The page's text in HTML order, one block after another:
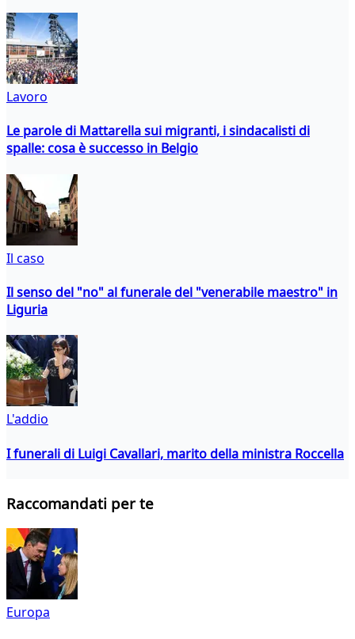
Lavoro
Le parole di Mattarella sui migranti, i sindacalisti di
spalle: cosa è successo in Belgio
Il caso
Il senso del "no" al funerale del "venerabile maestro" in
Liguria
L'addio
I funerali di Luigi Cavallari, marito della ministra Roccella
Raccomandati per te
Europa